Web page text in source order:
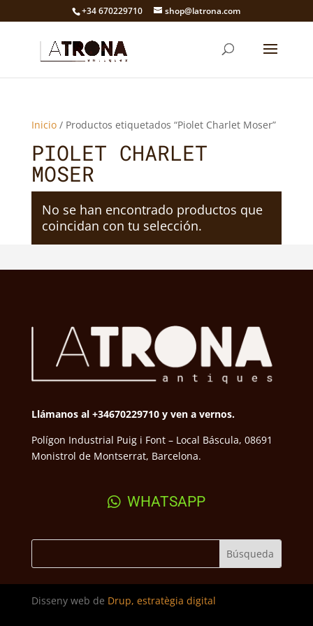
+34 670229710 shop@latrona.com
Inicio/ Productos etiquetados “Piolet Charlet Moser”
PIOLET CHARLET
MOSER
No se han encontrado productos que
coincidan con tu selección.
Llámanos al +34670229710 y ven a vernos.
Polígon Industrial Puig i Font – Local Báscula, 08691
Monistrol de Montserrat, Barcelona.
WHATSAPP
Disseny web de Drup, estratègia digital